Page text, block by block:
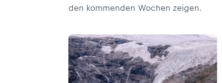
den kommenden Wochen zeigen.